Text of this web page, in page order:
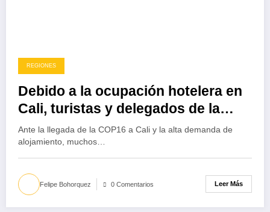
REGIONES
Debido a la ocupación hotelera en
Cali, turistas y delegados de la
COP16 se hospedan en moteles
Ante la llegada de la COP16 a Cali y la alta demanda de
alojamiento, muchos…
Felipe Bohorquez 0 Comentarios Leer Más